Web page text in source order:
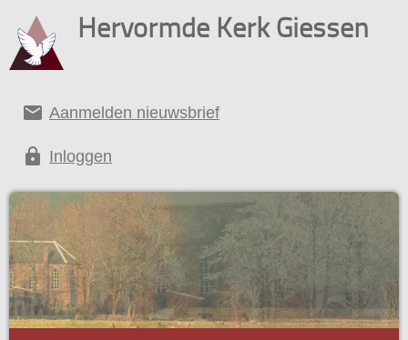
Hervormde Kerk Giessen
email Aanmelden nieuwsbrief
lock Inloggen